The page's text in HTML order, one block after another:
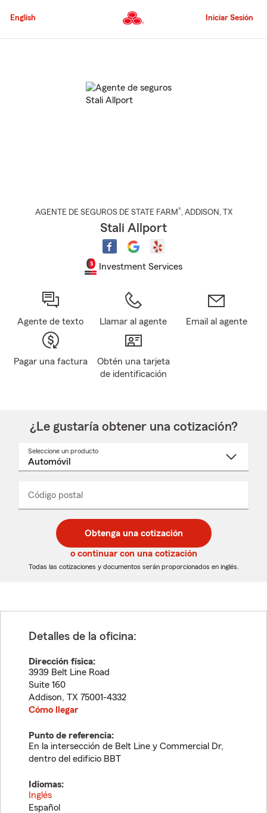
al
principal
English Iniciar Sesión
AGENTE DE SEGUROS DE STATE FARM®, ADDISON , TX
Stali Allport
Investment Services
Agente de texto Llamar al agente Email al agente
Pagar una factura
Obtén una tarjeta
de identificación
¿Le gustaría obtener una cotización?
Seleccione un producto
desplegable
Código postal
de
5
dígitos
de
5
dígitos
_____
Obtenga una cotización
o continuar con una cotización
Todas las cotizaciones y documentos serán proporcionados en inglés.
Detalles de la oficina:
Dirección física:
3939 Belt Line Road
Suite 160
Addison, TX 75001-4332
Cómo llegar
Punto de referencia:
En la intersección de Belt Line y Commercial Dr,
dentro del edificio BBT
Idiomas:
Inglés
Español